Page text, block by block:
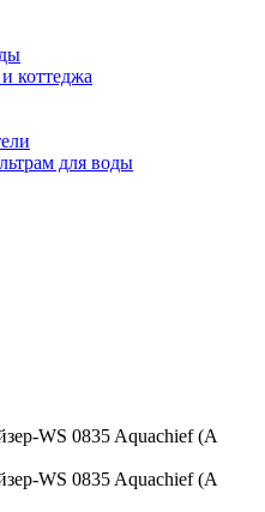
коттеджа
для воды
WS 0835 Aquachief (A
WS 0835 Aquachief (A